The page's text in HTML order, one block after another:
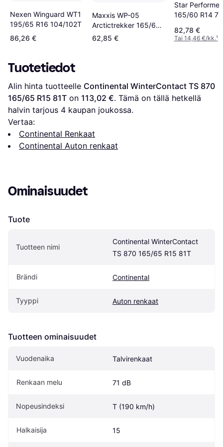
Nexen Winguard WT1
195/65 R16 104/102T
86,26 €
Maxxis WP-05
Arctictrekker 165/65
R 15 81T
62,85 €
Star
165/60 R14
82,78 €
Tai 14,46 €/kk.¹
Tuotetiedot
Alin hinta tuotteelle Continental WinterContact TS 870
165/65 R15 81T on 113,02 €. Tämä on tällä hetkellä
halvin tarjous 4 kaupan joukossa.
Vertaa:
Continental Renkaat
Continental Auton renkaat
Ominaisuudet
Tuote
Tuotteen nimi
Continental WinterContact
TS 870 165/65 R15 81T
Brändi Continental
Tyyppi Auton renkaat
Tuotteen ominaisuudet
Vuodenaika Talvirenkaat
Renkaan melu 71 dB
Nopeusindeksi T (190 km/h)
Halkaisija 15